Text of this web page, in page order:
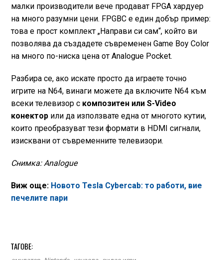
малки производители вече продават FPGA хардуер
на много разумни цени. FPGBC е един добър пример:
това е прост комплект „Направи си сам“, който ви
позволява да създадете съвременен Game Boy Color
на много по-ниска цена от Analogue Pocket.
Разбира се, ако искате просто да играете точно
игрите на N64, винаги можете да включите N64 към
всеки телевизор скомпозитен или S-Video
конекторили да използвате една от многото кутии,
които преобразуват тези формати в HDMI сигнали,
изисквани от съвременните телевизори.
Снимка: Analogue
Виж още: Новото Tesla Cybercab: то работи, вие
печелите пари
ТАГОВЕ: